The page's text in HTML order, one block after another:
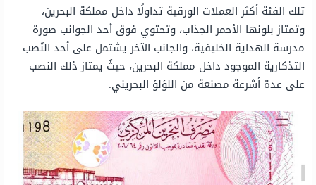
تلك الفئة أكثر العملات الورقية تداولًا داخل مملكة البحرين،
وتمتاز بلونها الأحمر الجذاب، وتحتوي فوق أحد الجوانب صورة
مدرسة الهداية الخليفية، والجانب الآخر يشتمل على أحد النُصب
التذكارية الموجود داخل مملكة البحرين، حيثُ يمتاز ذلك النصب
على عدة أشرعة مصنعة من اللؤلؤ البحريني.